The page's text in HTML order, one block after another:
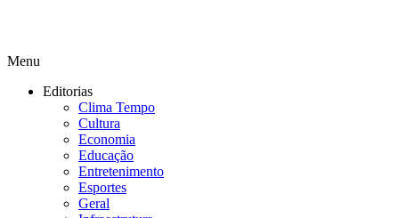
Menu
Editorias
Clima Tempo
Cultura
Economia
Educação
Entretenimento
Esportes
Geral